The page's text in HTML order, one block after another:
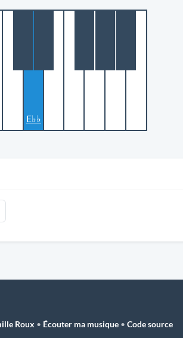
E♭♭
Roux • Écouter ma musique • Code source